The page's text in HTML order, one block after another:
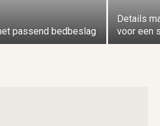
passend bedbeslag
Details
voor een